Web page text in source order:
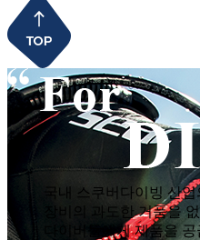
국내 스쿠버다이빙 산
장비의 과도한 거품을
다이버들에게 제품을